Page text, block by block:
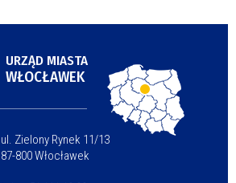
URZĄD MIASTA
WŁOCŁAWEK
ul. Zielony Rynek 11/13
87-800 Włocławek